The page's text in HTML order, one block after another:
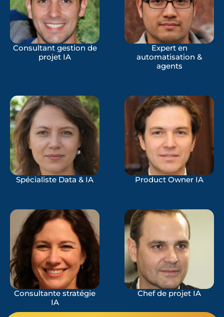
Consultant gestion de
projet IA
Expert en
automatisation &
agents
Spécialiste Data & IA Product Owner IA
Consultante stratégie
IA
Chef de projet IA